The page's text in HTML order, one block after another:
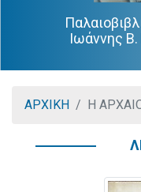
Ιωάννης
ΑΡΧΙΚΗ Η